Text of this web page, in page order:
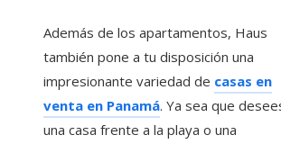
Además de los apartamentos, Haus
también pone a tu disposición una
impresionante variedad de casas en
venta en Panamá. Ya sea que
una casa frente a la playa o una